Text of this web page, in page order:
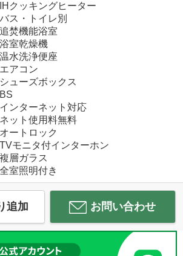
IHクッキングヒーター
バス・トイレ別
追焚機能浴室
浴室乾燥機
温水洗浄便座
エアコン
シューズボックス
BS
インターネット対応
ネット使用料無料
オートロック
TVモニタ付インターホン
複層ガラス
全室照明付き
追加 お問い合わせ